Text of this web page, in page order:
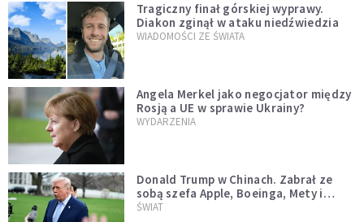
Tragiczny finał górskiej wyprawy.
Diakon zginął w ataku niedźwiedzia
WIADOMOŚCI ZE ŚWIATA
Angela Merkel jako negocjator między
Rosją a UE w sprawie Ukrainy?
WYDARZENIA
Donald Trump w Chinach. Zabrał ze
sobą szefa Apple, Boeinga, Mety i
Muska
ŚWIAT